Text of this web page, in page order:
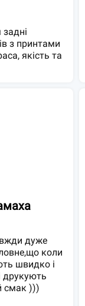
з принтами
якість та
дуже
коли
швидко і
друкують
смак )))